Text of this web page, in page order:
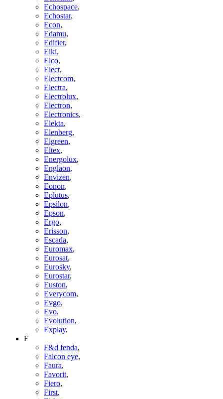
Echospace,
Echostar,
Econ,
Edamu,
Edifier,
Eiki,
Elco,
Elect,
Electcom,
Electra,
Electrolux,
Electron,
Electronics,
Elekta,
Elenberg,
Elgreen,
Eltex,
Energolux,
Englaon,
Envizen,
Eonon,
Eplutus,
Epsilon,
Epson,
Ergo,
Erisson,
Escada,
Euromax,
Eurosat,
Eurosky,
Eurostar,
Euston,
Everycom,
Evgo,
Evo,
Evolution,
Explay,
F
F&d fenda,
Falcon eye,
Faura,
Favorit,
Fiero,
First,